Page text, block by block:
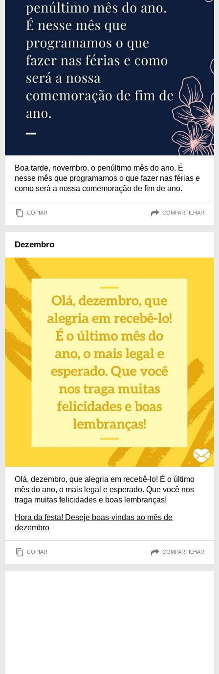
Boa tarde, novembro, o penúltimo mês do ano. É
nesse mês que programamos o que fazer nas férias e
como será a nossa comemoração de fim de ano.
COPIAR COMPARTILHAR
Dezembro
Olá, dezembro, que alegria em recebê-lo! É o último
mês do ano, o mais legal e esperado. Que você nos
traga muitas felicidades e boas lembranças!
Hora da festa! Deseje boas-vindas ao mês de
dezembro
COPIAR COMPARTILHAR